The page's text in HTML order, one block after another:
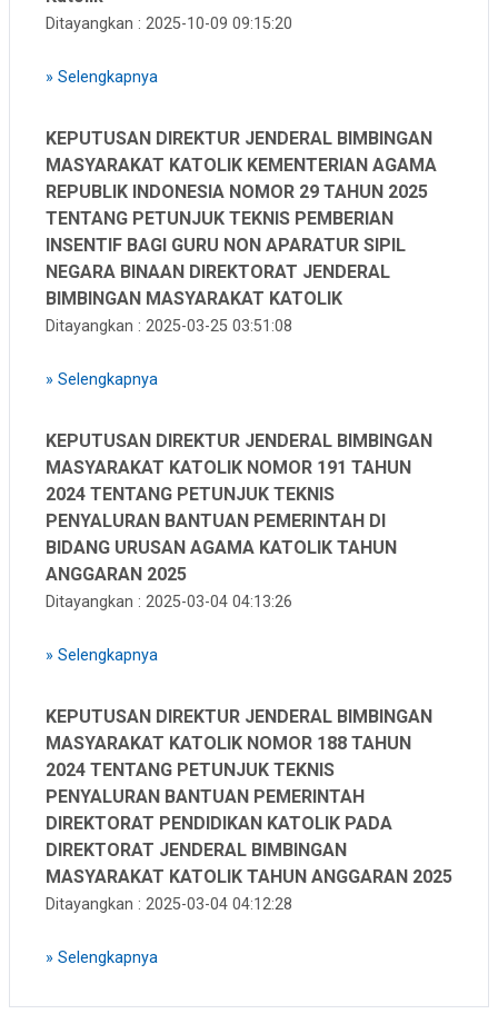
Ditayangkan : 2025-10-09 09:15:20
» Selengkapnya
KEPUTUSAN DIREKTUR JENDERAL BIMBINGAN
MASYARAKAT KATOLIK KEMENTERIAN AGAMA
REPUBLIK INDONESIA NOMOR 29 TAHUN 2025
TENTANG PETUNJUK TEKNIS PEMBERIAN
INSENTIF BAGI GURU NON APARATUR SIPIL
NEGARA BINAAN DIREKTORAT JENDERAL
BIMBINGAN MASYARAKAT KATOLIK
Ditayangkan : 2025-03-25 03:51:08
» Selengkapnya
KEPUTUSAN DIREKTUR JENDERAL BIMBINGAN
MASYARAKAT KATOLIK NOMOR 191 TAHUN
2024 TENTANG PETUNJUK TEKNIS
PENYALURAN BANTUAN PEMERINTAH DI
BIDANG URUSAN AGAMA KATOLIK TAHUN
ANGGARAN 2025
Ditayangkan : 2025-03-04 04:13:26
» Selengkapnya
KEPUTUSAN DIREKTUR JENDERAL BIMBINGAN
MASYARAKAT KATOLIK NOMOR 188 TAHUN
2024 TENTANG PETUNJUK TEKNIS
PENYALURAN BANTUAN PEMERINTAH
DIREKTORAT PENDIDIKAN KATOLIK PADA
DIREKTORAT JENDERAL BIMBINGAN
MASYARAKAT KATOLIK TAHUN ANGGARAN 2025
Ditayangkan : 2025-03-04 04:12:28
» Selengkapnya